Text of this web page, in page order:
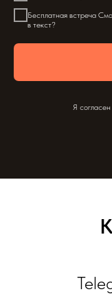
Бесплатная встреча
в текст?
Я